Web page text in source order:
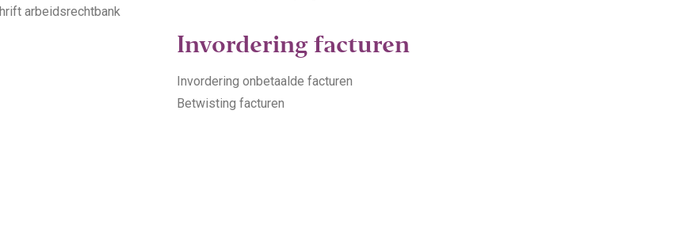
arbeidsrechtbank
Invordering facturen
Invordering onbetaalde facturen
Betwisting facturen